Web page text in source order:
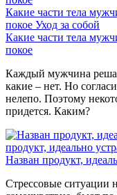
Какие части тела
покое Уход за собой
Какие части тела
покое
Каждый мужчина
какие – нет. Но
нелепо. Поэтому
придется. Каким?
продукт, идеально
Назван продукт,
Стрессовые ситуации